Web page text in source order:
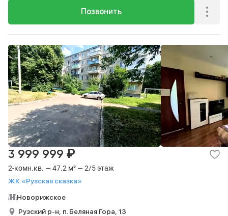
Позвонить
2-комн.кв. — 47.2 м² — 2/5 этаж
ЖК «Рузская сказка»
3 999 999 ₽
Новорижское
Рузский р-н, п. Беляная Гора, 13